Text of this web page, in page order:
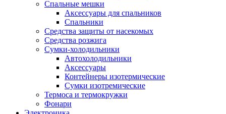
Спальные мешки
Аксессуары для спальников
Спальники
Средства защиты от насекомых
Средства розжига
Сумки-холодильники
Автохолодильники
Аксессуары
Контейнеры изотермические
Сумки изотремические
Термоса и термокружки
Фонари